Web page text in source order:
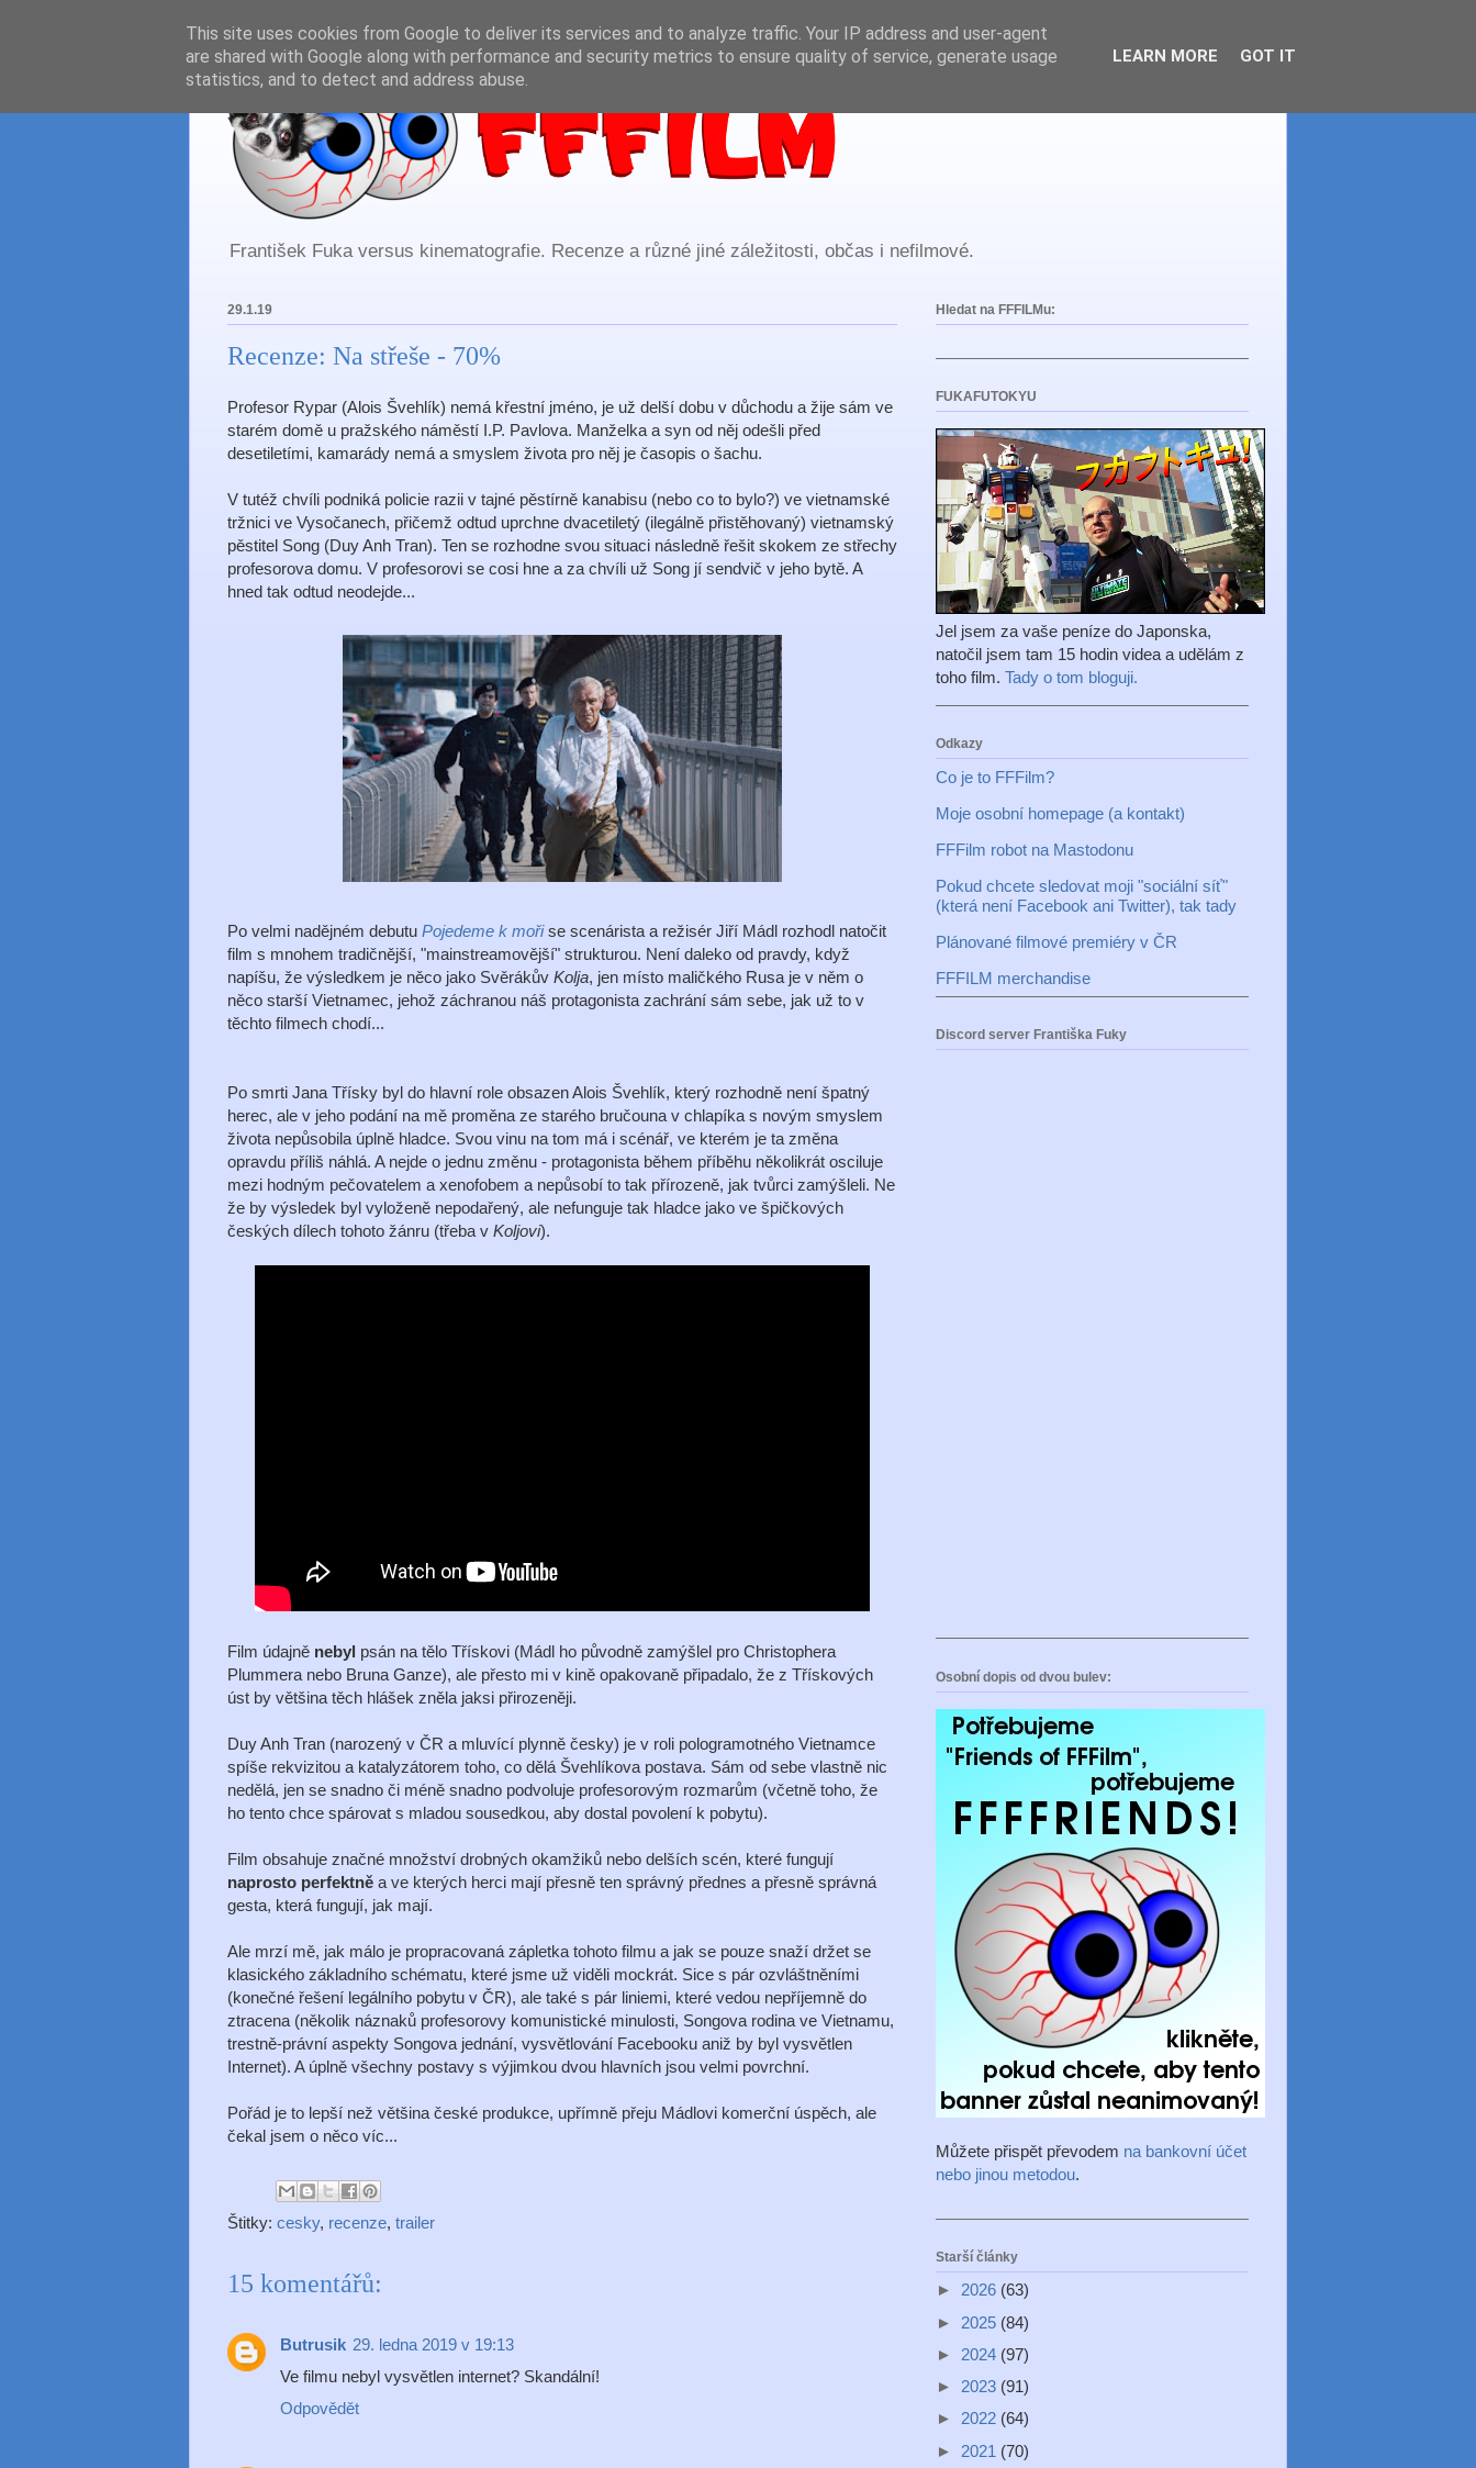
František Fuka versus kinematografie. Recenze a různé jiné záležitosti, občas i nefilmové.
29.1.19
Recenze: Na střeše - 70%
Profesor Rypar (Alois Švehlík) nemá křestní jméno, je už delší dobu v důchodu a žije sám ve
starém domě u pražského náměstí I.P. Pavlova. Manželka a syn od něj odešli před
desetiletími, kamarády nemá a smyslem života pro něj je časopis o šachu.
V tutéž chvíli podniká policie razii v tajné pěstírně kanabisu (nebo co to bylo?) ve vietnamské
tržnici ve Vysočanech, přičemž odtud uprchne dvacetiletý (ilegálně přistěhovaný) vietnamský
pěstitel Song (Duy Anh Tran). Ten se rozhodne svou situaci následně řešit skokem ze střechy
profesorova domu. V profesorovi se cosi hne a za chvíli už Song jí sendvič v jeho bytě. A
hned tak odtud neodejde...
Po velmi nadějném debutu Pojedeme k mořise scenárista a režisér Jiří Mádl rozhodl natočit
film s mnohem tradičnější, "mainstreamovější" strukturou. Není daleko od pravdy, když
napíšu, že výsledkem je něco jako Svěrákův Kolja, jen místo maličkého Rusa je v něm o
něco starší Vietnamec, jehož záchranou náš protagonista zachrání sám sebe, jak už to v
těchto filmech chodí...
Po smrti Jana Třísky byl do hlavní role obsazen Alois Švehlík, který rozhodně není špatný
herec, ale v jeho podání na mě proměna ze starého bručouna v chlapíka s novým smyslem
života nepůsobila úplně hladce. Svou vinu na tom má i scénář, ve kterém je ta změna
opravdu příliš náhlá. A nejde o jednu změnu - protagonista během příběhu několikrát osciluje
mezi hodným pečovatelem a xenofobem a nepůsobí to tak přírozeně, jak tvůrci zamýšleli. Ne
že by výsledek byl vyloženě nepodařený, ale nefunguje tak hladce jako ve špičkových
českých dílech tohoto žánru (třeba v Koljovi).
Film údajně nebyl psán na tělo Třískovi (Mádl ho původně zamýšlel pro Christophera
Plummera nebo Bruna Ganze), ale přesto mi v kině opakovaně připadalo, že z Třískových
úst by většina těch hlášek zněla jaksi přirozeněji.
Duy Anh Tran (narozený v ČR a mluvící plynně česky) je v roli pologramotného Vietnamce
spíše rekvizitou a katalyzátorem toho, co dělá Švehlíkova postava. Sám od sebe vlastně nic
nedělá, jen se snadno či méně snadno podvoluje profesorovým rozmarům (včetně toho, že
ho tento chce spárovat s mladou sousedkou, aby dostal povolení k pobytu).
Film obsahuje značné množství drobných okamžiků nebo delších scén, které fungují
naprosto perfektně a ve kterých herci mají přesně ten správný přednes a přesně správná
gesta, která fungují, jak mají.
Ale mrzí mě, jak málo je propracovaná zápletka tohoto filmu a jak se pouze snaží držet se
klasického základního schématu, které jsme už viděli mockrát. Sice s pár ozvláštněními
(konečné řešení legálního pobytu v ČR), ale také s pár liniemi, které vedou nepříjemně do
ztracena (několik náznaků profesorovy komunistické minulosti, Songova rodina ve Vietnamu,
trestně-právní aspekty Songova jednání, vysvětlování Facebooku aniž by byl vysvětlen
Internet). A úplně všechny postavy s výjimkou dvou hlavních jsou velmi povrchní.
Pořád je to lepší než většina české produkce, upřímně přeju Mádlovi komerční úspěch, ale
čekal jsem o něco víc...
Štitky: cesky, recenze, trailer
15 komentářů:
Butrusik 29. ledna 2019 v 19:13
Ve filmu nebyl vysvětlen internet? Skandální!
Odpovědět
Hledat na FFFILMu:
FUKAFUTOKYU
Jel jsem za vaše peníze do Japonska,
natočil jsem tam 15 hodin videa a udělám z
toho film. Tady o tom bloguji.
Odkazy
Co je to FFFilm?
Moje osobní homepage (a kontakt)
FFFilm robot na Mastodonu
Pokud chcete sledovat moji "sociální síť"
(která není Facebook ani Twitter), tak tady
Plánované filmové premiéry v ČR
FFFILM merchandise
Discord server Františka Fuky
Osobní dopis od dvou bulev:
Můžete přispět převodem na bankovní účet
nebo jinou metodou.
Starší články
► 2026 (63)
► 2025 (84)
► 2024 (97)
► 2023 (91)
► 2022 (64)
► 2021 (70)
This site uses cookies from Google to deliver its services and to analyze traffic. Your IP address and user-agent
are shared with Google along with performance and security metrics to ensure quality of service, generate usage
statistics, and to detect and address abuse.
LEARN MORE GOT IT